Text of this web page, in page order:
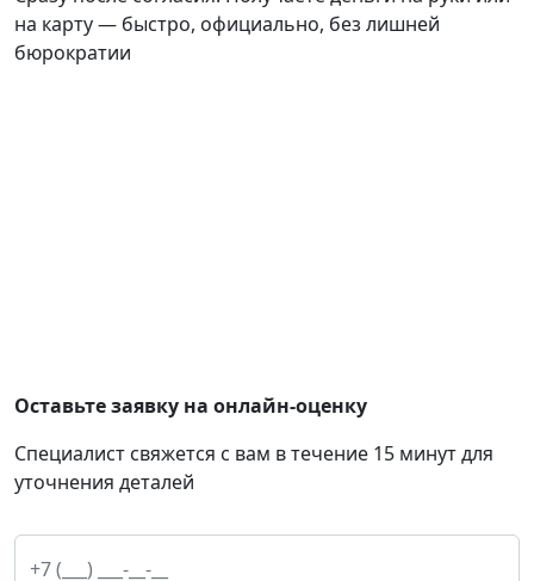
на карту — быстро, официально, без лишней
бюрократии
Оставьте заявку на онлайн-оценку
Специалист свяжется с вам в течение 15 минут для
уточнения деталей